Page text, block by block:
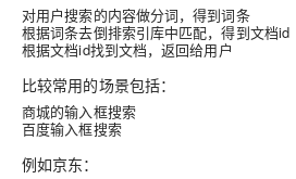
对用户搜索的内容做分词，得到词条
根据词条去倒排索引库中匹配，得到文档id
根据文档id找到文档，返回给用户
比较常用的场景包括：
商城的输入框搜索
百度输入框搜索
例如京东：